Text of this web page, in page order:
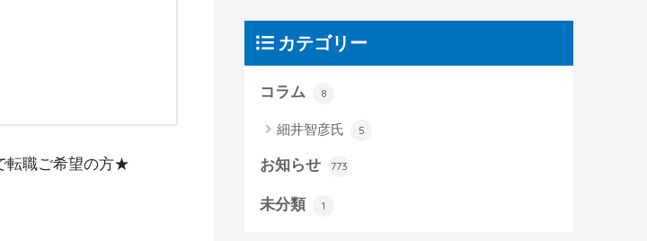
転職ご希望の方★
カテゴリー
コラム 8
細井智彦氏 5
お知らせ 773
未分類 1